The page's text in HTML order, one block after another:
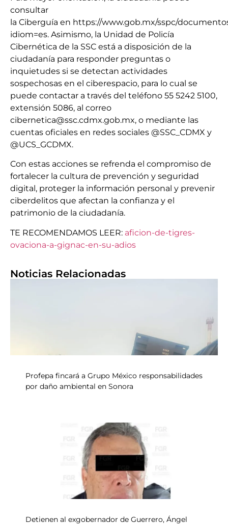
consultar
la Ciberguía en https://www.gob.mx/sspc/
idiom=es. Asimismo, la Unidad de Policía
Cibernética de la SSC está a disposición de la
ciudadanía para responder preguntas o
inquietudes si se detectan actividades
sospechosas en el ciberespacio, para lo cual se
puede contactar a través del teléfono 55 5242 5100,
extensión 5086, al correo
cibernetica@ssc.cdmx.gob.mx, o mediante las
cuentas oficiales en redes sociales @SSC_CDMX y
@UCS_GCDMX.
Con estas acciones se refrenda el compromiso de
fortalecer la cultura de prevención y seguridad
digital, proteger la información personal y prevenir
ciberdelitos que afectan la confianza y el
patrimonio de la ciudadanía.
TE RECOMENDAMOS LEER: aficion-de-tigres-
ovaciona-a-gignac-en-su-adios
Noticias Relacionadas
Profepa fincará a Grupo México responsabilidades
por daño ambiental en Sonora
Detienen al exgobernador de Guerrero, Ángel